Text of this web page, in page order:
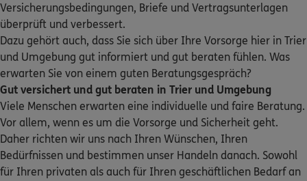
Bequem online oder telefonisch
Rechnung einreichen
Kontakt
Meine Versicherungen
Lars Wanninger
Kurfürstenstr. 66 b,54295 Trier(2.4 km)
Homepage besuchen
ERGO
Julia Molitor
Petrusstraße 4
(2.5 km)
Homepage besuchen
ERGO
Guido Borgmann
Versicherungsbedingungen, Briefe und Vertragsunterlagen
überprüft und verbessert.
Dazu gehört auch, dass Sie sich über Ihre Vorsorge hier in Trier
und Umgebung gut informiert und gut beraten fühlen. Was
erwarten Sie von einem guten Beratungsgespräch?
Gut versichert und gut beraten in Trier und Umgebung
Viele Menschen erwarten eine individuelle und faire Beratung.
Vor allem, wenn es um die Vorsorge und Sicherheit geht.
Daher richten wir uns nach Ihren Wünschen, Ihren
Bedürfnissen und bestimmen unser Handeln danach. Sowohl
für Ihren privaten als auch für Ihren geschäftlichen Bedarf an